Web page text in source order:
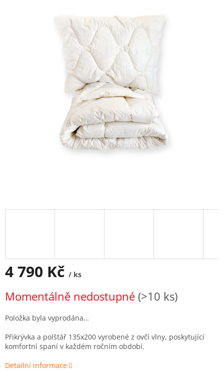
hvězdiček.
4 790 Kč / ks
cena:
Momentálně nedostupné (>10 ks)
Položka byla vyprodána…
Přikrývka a polštář 135x200 vyrobené z ovčí vlny, poskytující
komfortní spaní v každém ročním období.
Detailní informace